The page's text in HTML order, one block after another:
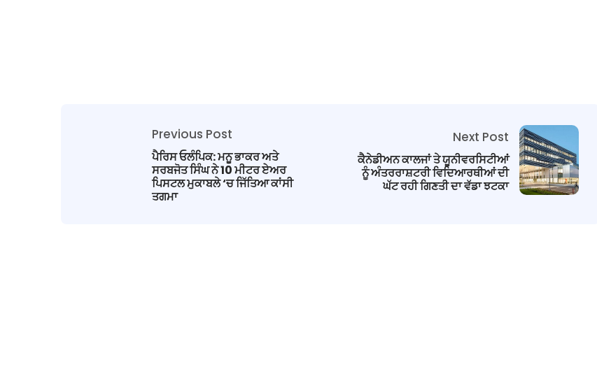
Previous Post
ਪੈਰਿਸ ਓਲੰਪਿਕ: ਮਨੂ ਭਾਕਰ ਅਤੇ
ਸਰਬਜੋਤ ਸਿੰਘ ਨੇ 10 ਮੀਟਰ ਏਅਰ
ਪਿਸਟਲ ਮੁਕਾਬਲੇ ‘ਚ ਜਿੱਤਿਆ ਕਾਂਸੀ
ਤਗਮਾ
Next Post
ਕੈਨੇਡੀਅਨ ਕਾਲਜਾਂ ਤੇ ਯੂਨੀਵਰਸਿਟੀਆਂ
ਨੂੰ ਅੰਤਰਰਾਸ਼ਟਰੀ ਵਿਦਿਆਰਥੀਆਂ ਦੀ
ਘੱਟ ਰਹੀ ਗਿਣਤੀ ਦਾ ਵੱਡਾ ਝਟਕਾ